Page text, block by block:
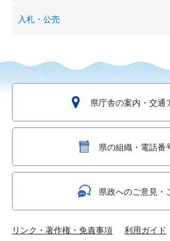
入札・公売
県庁舎の案内・交通
県の組織・電話番
県政へのご意見・
リンク・著作権・免責事項 利用ガイド